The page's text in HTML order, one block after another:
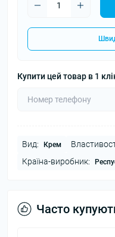
Купити цей товар в 1
Вид: Крем
Країна-виробник:
Часто